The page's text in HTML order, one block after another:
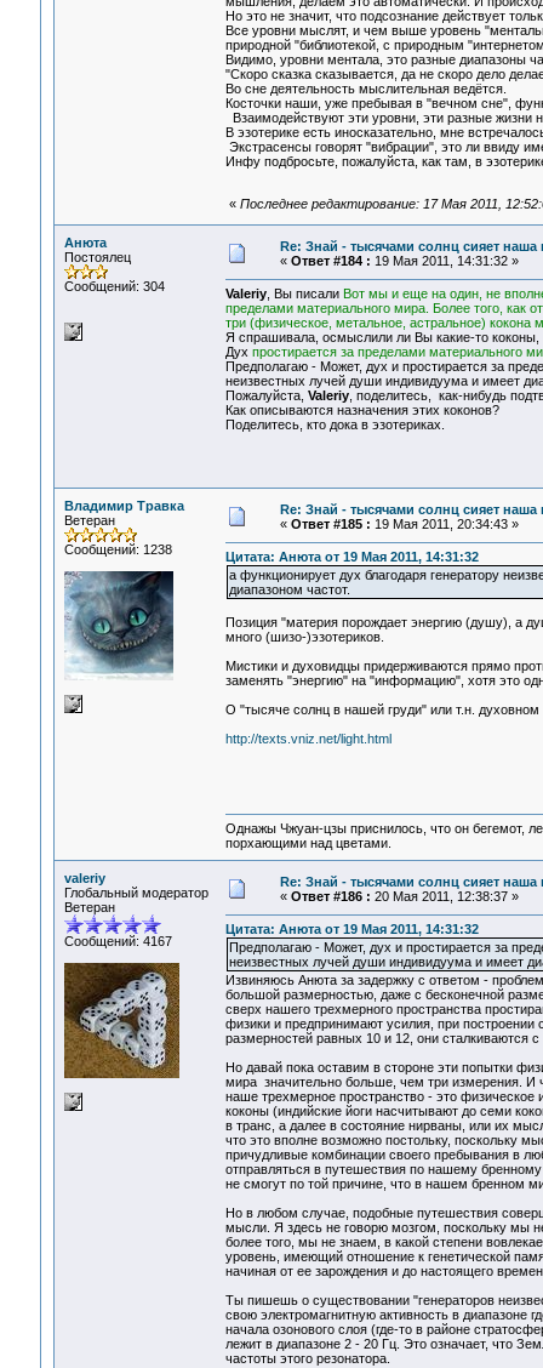
Но это не значит, что подсознание действует
Все уровни мыслят, и чем выше уровень
природной "библиотекой, с природным
Видимо, уровни ментала, это разные диапазоны
"Скоро сказка сказывается, да не скоро дело
Во сне деятельность мыслительная ведётся.
Косточки наши, уже пребывая в "вечном сне",
Взаимодействуют эти уровни, эти разные
В эзотерике есть иносказательно, мне
Экстрасенсы говорят "вибрации", это ли ввиду
Инфу подбросьте, пожалуйста, как там, в
« Последнее редактирование: 17 Мая 2011,
Анюта
Постоялец
Сообщений: 304
Re: Знай - тысячами солнц сияет наша
« Ответ #184 : 19 Мая 2011, 14:31:32 »
Valeriy, Вы писали Вот мы и еще на один, не
пределами материального мира. Более того, как
три (физическое, метальное, астральное)
Я спрашивала, осмыслили ли Вы какие-то коконы,
Дух простирается за пределами материального
Предполагаю - Может, дух и простирается за
неизвестных лучей души индивидуума и имеет
Пожалуйста, Valeriy, поделитесь, как-нибудь
Как описываются назначения этих коконов?
Поделитесь, кто дока в эзотериках.
Владимир Травка
Ветеран
Сообщений: 1238
Re: Знай - тысячами солнц сияет наша
« Ответ #185 : 19 Мая 2011, 20:34:43 »
Цитата: Анюта от 19 Мая 2011, 14:31:32
а функционирует дух благодаря генератору
диапазоном частот.
Позиция "материя порождает энергию (душу), а
много (шизо-)эзотериков.
Мистики и духовидцы придерживаются прямо
заменять "энергию" на "информацию", хотя это
О "тысяче солнц в нашей груди" или т.н. духовном
http://texts.vniz.net/light.html
Однажы Чжуан-цзы приснилось, что он бегемот,
порхающими над цветами.
valeriy
Глобальный модератор
Ветеран
Сообщений: 4167
Re: Знай - тысячами солнц сияет наша
« Ответ #186 : 20 Мая 2011, 12:38:37 »
Цитата: Анюта от 19 Мая 2011, 14:31:32
Предполагаю - Может, дух и простирается за
неизвестных лучей души индивидуума и имеет
Извиняюсь Анюта за задержку с ответом -
большой размерностью, даже с бесконечной
сверх нашего трехмерного пространства
физики и предпринимают усилия, при
размерностей равных 10 и 12, они сталкиваются
Но давай пока оставим в стороне эти попытки
мира значительно больше, чем три измерения. И
наше трехмерное пространство - это
коконы (индийские йоги насчитывают до семи
в транс, а далее в состояние нирваны, или их
что это вполне возможно постольку, поскольку
причудливые комбинации своего пребывания в
отправляться в путешествия по нашему
не смогут по той причине, что в нашем бренном
Но в любом случае, подобные путешествия
мысли. Я здесь не говорю мозгом, поскольку мы
более того, мы не знаем, в какой степени
уровень, имеющий отношение к генетической
начиная от ее зарождения и до настоящего
Ты пишешь о существовании "генераторов
свою электромагнитную активность в диапазоне
начала озонового слоя (где-то в районе
лежит в диапазоне 2 - 20 Гц. Это означает, что
частоты этого резонатора.